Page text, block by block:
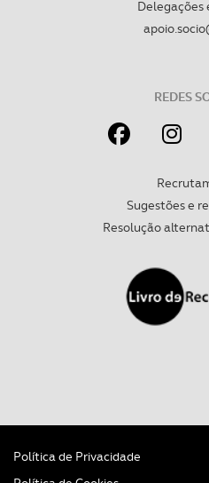
Delegações
REDES
Sugestões e
Resolução
Política de Privacidade